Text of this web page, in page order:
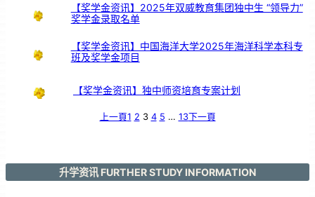
【奖学金资讯】2025年双威教育集团独中生 “领导力”
奖学金录取名单
【奖学金资讯】中国海洋大学2025年海洋科学本科专
班及奖学金项目
【奖学金资讯】独中师资培育专案计划
上一頁1 2 3 4 5 … 13下一頁
升学资讯 FURTHER STUDY INFORMATION